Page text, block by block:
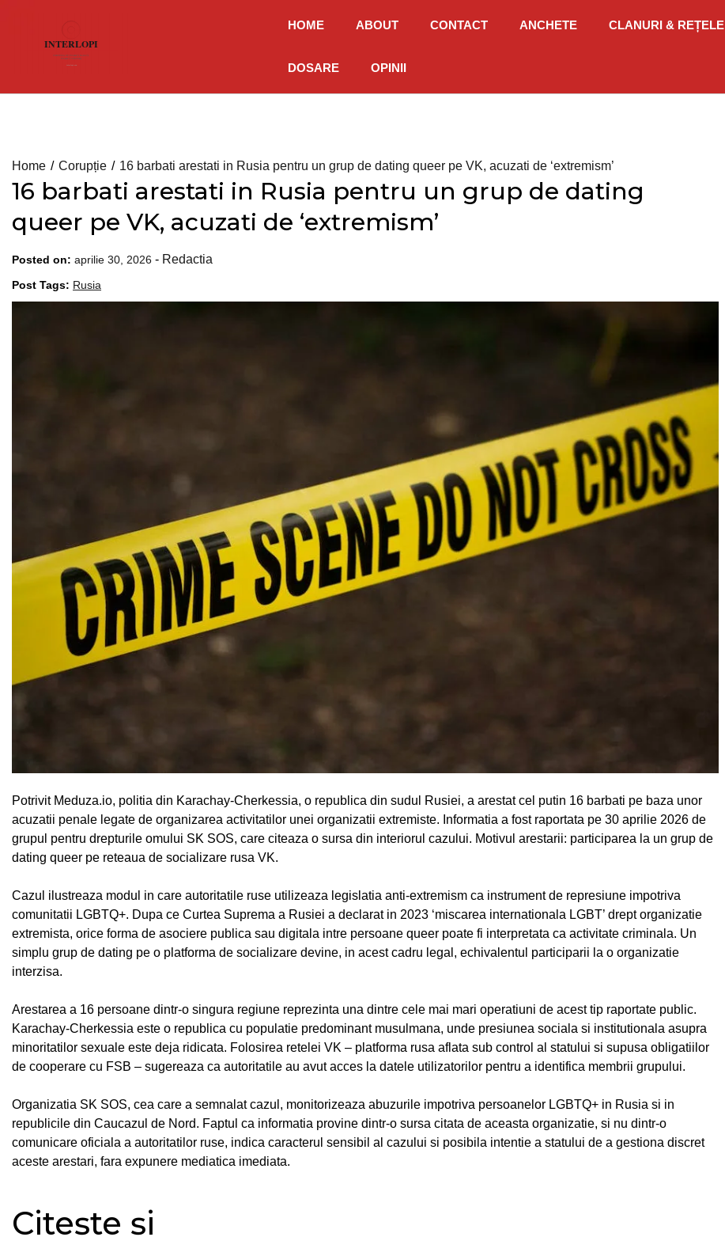
HOME ABOUT CONTACT ANCHETE CLANURI & REȚELE
DOSARE OPINII
Home Corupție 16 barbati arestati in Rusia pentru un grup de dating queer pe VK, acuzati de ‘extremism’
16 barbati arestati in Rusia pentru un grup de dating
queer pe VK, acuzati de ‘extremism’
Posted on: aprilie 30, 2026 - Redactia
Post Tags: Rusia
Potrivit Meduza.io, politia din Karachay-Cherkessia, o republica din sudul Rusiei, a arestat cel putin 16 barbati pe baza unor
acuzatii penale legate de organizarea activitatilor unei organizatii extremiste. Informatia a fost raportata pe 30 aprilie 2026 de
grupul pentru drepturile omului SK SOS, care citeaza o sursa din interiorul cazului. Motivul arestarii: participarea la un grup de
dating queer pe reteaua de socializare rusa VK.
Cazul ilustreaza modul in care autoritatile ruse utilizeaza legislatia anti-extremism ca instrument de represiune impotriva
comunitatii LGBTQ+. Dupa ce Curtea Suprema a Rusiei a declarat in 2023 ‘miscarea internationala LGBT’ drept organizatie
extremista, orice forma de asociere publica sau digitala intre persoane queer poate fi interpretata ca activitate criminala. Un
simplu grup de dating pe o platforma de socializare devine, in acest cadru legal, echivalentul participarii la o organizatie
interzisa.
Arestarea a 16 persoane dintr-o singura regiune reprezinta una dintre cele mai mari operatiuni de acest tip raportate public.
Karachay-Cherkessia este o republica cu populatie predominant musulmana, unde presiunea sociala si institutionala asupra
minoritatilor sexuale este deja ridicata. Folosirea retelei VK – platforma rusa aflata sub control al statului si supusa obligatiilor
de cooperare cu FSB – sugereaza ca autoritatile au avut acces la datele utilizatorilor pentru a identifica membrii grupului.
Organizatia SK SOS, cea care a semnalat cazul, monitorizeaza abuzurile impotriva persoanelor LGBTQ+ in Rusia si in
republicile din Caucazul de Nord. Faptul ca informatia provine dintr-o sursa citata de aceasta organizatie, si nu dintr-o
comunicare oficiala a autoritatilor ruse, indica caracterul sensibil al cazului si posibila intentie a statului de a gestiona discret
aceste arestari, fara expunere mediatica imediata.
Citește și